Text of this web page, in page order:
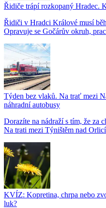
Řidiče trápí rozkopaný Hradec.
Řidiči v Hradci Králové musí
Opravuje se Gočárův okruh,
Týden bez vlaků. Na trať mezi
náhradní autobusy
Dorazíte na nádraží s tím, že za
Na trati mezi Týništěm nad
KVÍZ: Kopretina, chrpa nebo
luk?